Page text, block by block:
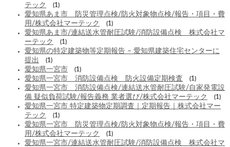
テック
(1)
愛知県あま市 防災管理点検/防火対象物点検/報告・項目・費
用/株式会社マーテック
(1)
愛知県あま市/連結送水管耐圧試験/消防設備点検 株式会社マ
ーテック
(1)
愛知県の特定建築物等定期報告 – 愛知県建築住宅センターに
提出
(1)
愛知県一宮市 (1)
愛知県一宮市 消防設備点検 防火設備定期検査 (1)
愛知県一宮市 消防設備点検/連結送水管耐圧試験/自家発電設
備 疑似負荷試験/報告義務 業者選び/株式会社マーテック
(1)
愛知県一宮市 特定建築物定期調査｜定期報告｜株式会社マー
テック
(1)
愛知県一宮市 防災管理点検/防火対象物点検/報告・項目・費
用/株式会社マーテック
(1)
愛知県一宮市/連結送水管耐圧試験/消防設備点検 株式会社マ